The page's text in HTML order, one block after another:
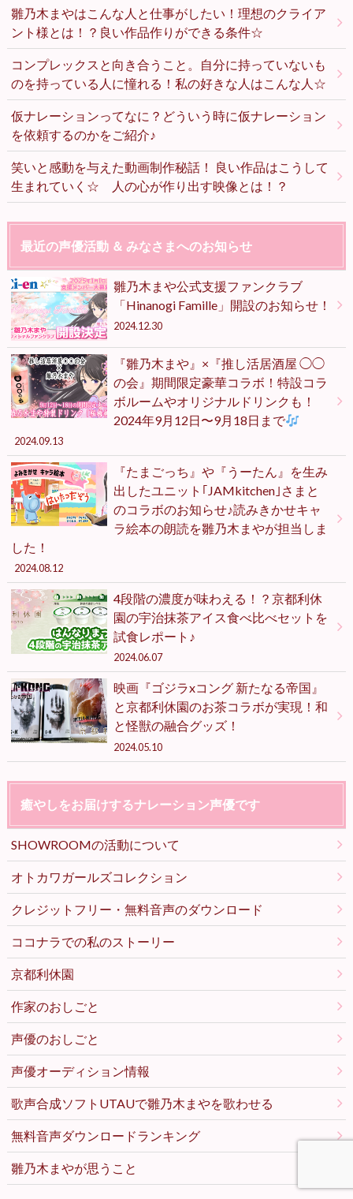
雛乃木まやはこんな人と仕事がしたい！理想のクライア
ント様とは！？良い作品作りができる条件☆
コンプレックスと向き合うこと。自分に持っていないも
のを持っている人に憧れる！私の好きな人はこんな人☆
仮ナレーションってなに？どういう時に仮ナレーション
を依頼するのかをご紹介♪
笑いと感動を与えた動画制作秘話！ 良い作品はこうして
生まれていく☆ 人の心が作り出す映像とは！？
最近の声優活動 ＆ みなさまへのお知らせ
雛乃木まや公式支援ファンクラブ
「Hinanogi Famille」開設のお知らせ！
2024.12.30
『雛乃木まや』×『推し活居酒屋 ◯◯
の会』期間限定豪華コラボ！特設コラ
ボルームやオリジナルドリンクも！
2024年9月12日〜9月18日まで
2024.09.13
『たまごっち』や『うーたん』を生み
出したユニット｢JAMkitchen｣さまと
のコラボのお知らせ♪読みきかせキャ
ラ絵本の朗読を雛乃木まやが担当しま
した！
2024.08.12
4段階の濃度が味わえる！？京都利休
園の宇治抹茶アイス食べ比べセットを
試食レポート♪
2024.06.07
映画『ゴジラxコング 新たなる帝国』
と京都利休園のお茶コラボが実現！和
と怪獣の融合グッズ！
2024.05.10
癒やしをお届けするナレーション声優です
SHOWROOMの活動について
オトカワガールズコレクション
クレジットフリー・無料音声のダウンロード
ココナラでの私のストーリー
京都利休園
作家のおしごと
声優のおしごと
声優オーディション情報
歌声合成ソフトUTAUで雛乃木まやを歌わせる
無料音声ダウンロードランキング
雛乃木まやが思うこと